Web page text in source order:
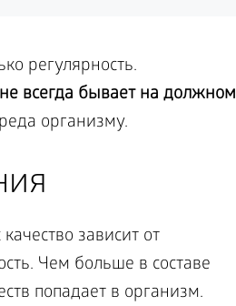
регулярность.
всегда бывает на должном
организму.
зависит от
Чем больше в составе
попадает в организм.